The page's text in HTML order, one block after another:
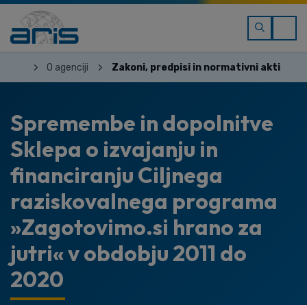
O agenciji Zakoni, predpisi in normativni akti
Spremembe in dopolnitve
Sklepa o izvajanju in
financiranju Ciljnega
raziskovalnega programa
»Zagotovimo.si hrano za
jutri« v obdobju 2011 do
2020